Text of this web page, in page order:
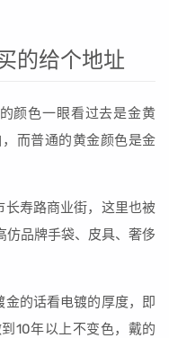
的给个地址
颜色一眼看过去是金黄
而普通的黄金颜色是金
寿路商业街，这里也被
仿品牌手袋、皮具、奢侈
的话看电镀的厚度，即
10年以上不变色，戴的